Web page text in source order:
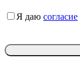
Я даю согласие